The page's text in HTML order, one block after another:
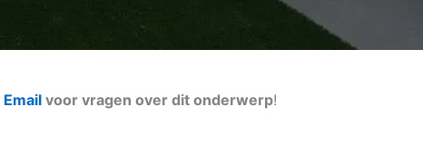
Email voor vragen over dit onderwerp!